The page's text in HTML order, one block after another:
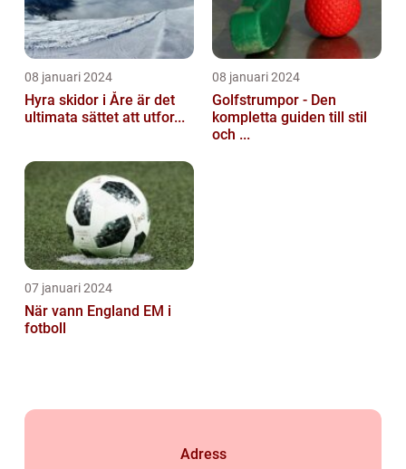
08 januari 2024
Hyra skidor i Åre är det
ultimata sättet att utfor...
08 januari 2024
Golfstrumpor - Den
kompletta guiden till stil
och ...
07 januari 2024
När vann England EM i
fotboll
Adress